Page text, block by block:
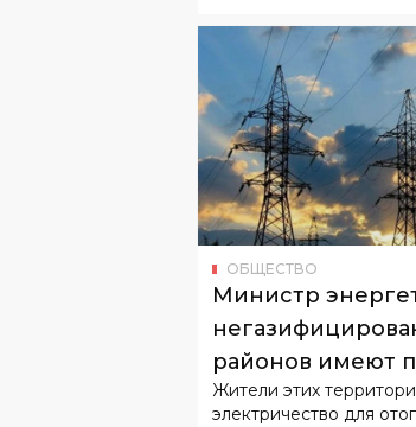
ОБЩЕСТВО
Министр
районов имеют
льготный тариф
Жители этих
электричество для